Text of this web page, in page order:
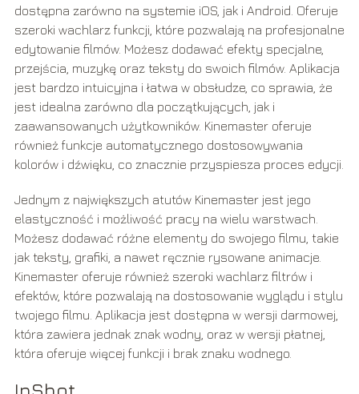
dostępna zarówno na systemie iOS, jak i Android. Oferuje
szeroki wachlarz funkcji, które pozwalają na profesjonalne
edytowanie filmów. Możesz dodawać efekty specjalne,
przejścia, muzykę oraz teksty do swoich filmów. Aplikacja
jest bardzo intuicyjna i łatwa w obsłudze, co sprawia, że
jest idealna zarówno dla początkujących, jak i
zaawansowanych użytkowników. Kinemaster oferuje
również funkcje automatycznego dostosowywania
kolorów i dźwięku, co znacznie przyspiesza proces edycji.
Jednym z największych atutów Kinemaster jest jego
elastyczność i możliwość pracy na wielu warstwach.
Możesz dodawać różne elementy do swojego filmu, takie
jak teksty, grafiki, a nawet ręcznie rysowane animacje.
Kinemaster oferuje również szeroki wachlarz filtrów i
efektów, które pozwalają na dostosowanie wyglądu i stylu
twojego filmu. Aplikacja jest dostępna w wersji darmowej,
która zawiera jednak znak wodny, oraz w wersji płatnej,
która oferuje więcej funkcji i brak znaku wodnego.